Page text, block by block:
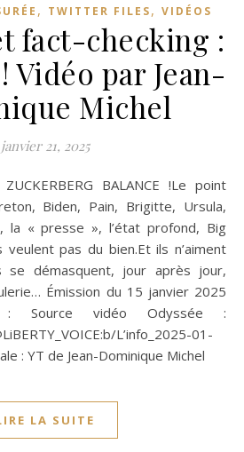
, TWITTER FILES, VIDÉOS
fact-checking :
Vidéo par Jean-
Michel
janvier 21, 2025
Biden, Pain, Brigitte, Ursula,
la « presse », l’état profond, Big
veulent pas du bien.Et ils n’aiment
se démasquent, jour après jour,
Émission du 15 janvier 2025
Source vidéo Odyssée :
L’info_2025-01-
: YT de Jean-Dominique Michel
LA SUITE